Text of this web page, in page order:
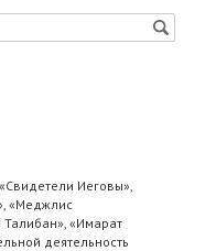
Иеговы»,
«Меджлис
«Имарат
деятельность